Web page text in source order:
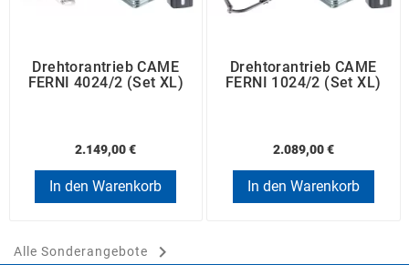
Drehtorantrieb CAME
FERNI 4024/2 (Set XL)
2.149,00 €
In den Warenkorb
Drehtorantrieb CAME
FERNI 1024/2 (Set XL)
2.089,00 €
In den Warenkorb
Alle Sonderangebote 